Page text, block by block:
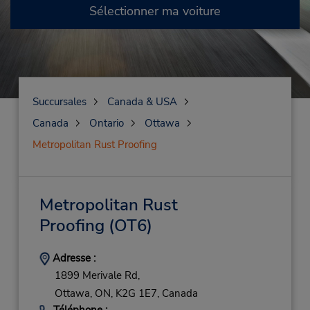
Sélectionner ma voiture
Succursales
Canada & USA
Canada
Ontario
Ottawa
Metropolitan Rust Proofing
Metropolitan Rust
Proofing (OT6)
Adresse :
1899 Merivale Rd,
Ottawa, ON, K2G 1E7, Canada